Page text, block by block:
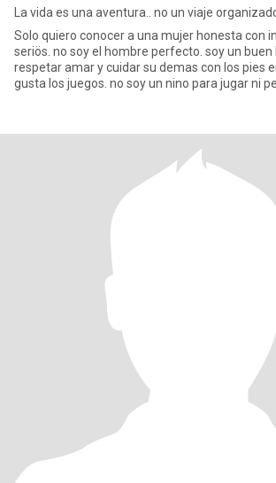
La vida es una aventura.. no un viaje
Solo quiero conocer a una mujer honesta con
seriös. no soy el hombre perfecto. soy un buen
respetar amar y cuidar su demas con los pies
gusta los juegos. no soy un nino para jugar ni